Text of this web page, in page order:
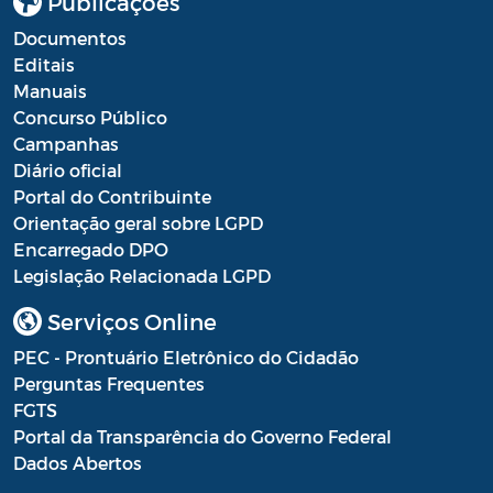
Documentos
Editais
Manuais
Concurso Público
Campanhas
Diário oficial
Portal do Contribuinte
Orientação geral sobre LGPD
Encarregado DPO
Legislação Relacionada LGPD
Serviços Online
PEC - Prontuário Eletrônico do Cidadão
Perguntas Frequentes
FGTS
Portal da Transparência do Governo Federal
Dados Abertos